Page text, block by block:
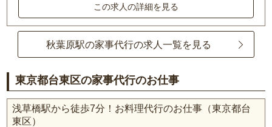
この求人の詳細を見る
秋葉原駅の家事代行の求人一覧を見る
東京都台東区の家事代行のお仕事
浅草橋駅から徒歩7分！お料理代行のお仕事（東京都台
東区）